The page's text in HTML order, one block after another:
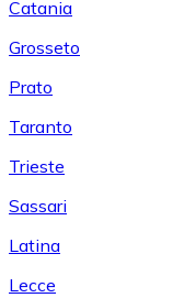
Catania
Grosseto
Prato
Taranto
Trieste
Sassari
Latina
Lecce